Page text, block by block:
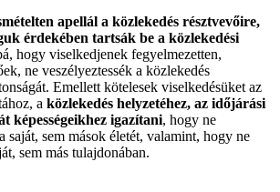
apellál a közlekedés résztvevőire,
érdekében tartsák be a közlekedési
hogy viselkedjenek fegyelmezetten,
ne veszélyeztessék a közlekedés
Emellett kötelesek viselkedésüket az
a közlekedés helyzetéhez, az időjárási
képességeikhez igazítani, hogy ne
saját, sem mások életét, valamint, hogy ne
sem más tulajdonában.